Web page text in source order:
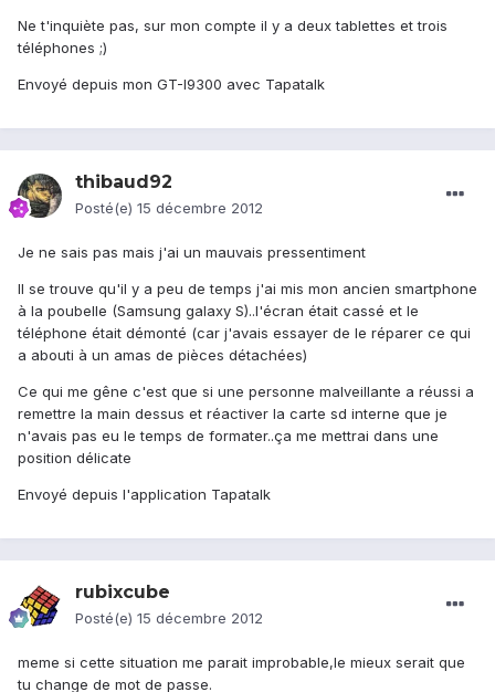
Ne t'inquiète pas, sur mon compte il y a deux tablettes et trois
téléphones ;)
Envoyé depuis mon GT-I9300 avec Tapatalk
thibaud92
Posté(e) 15 décembre 2012
Je ne sais pas mais j'ai un mauvais pressentiment
Il se trouve qu'il y a peu de temps j'ai mis mon ancien smartphone
à la poubelle (Samsung galaxy S)..l'écran était cassé et le
téléphone était démonté (car j'avais essayer de le réparer ce qui
a abouti à un amas de pièces détachées)
Ce qui me gêne c'est que si une personne malveillante a réussi a
remettre la main dessus et réactiver la carte sd interne que je
n'avais pas eu le temps de formater..ça me mettrai dans une
position délicate
Envoyé depuis l'application Tapatalk
rubixcube
Posté(e) 15 décembre 2012
meme si cette situation me parait improbable,le mieux serait que
tu change de mot de passe.